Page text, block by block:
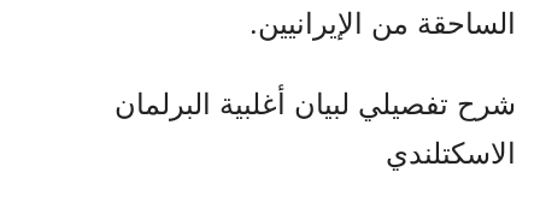
الساحقة من الإيرانيين.
شرح تفصيلي لبيان أغلبية البرلمان
الاسكتلندي